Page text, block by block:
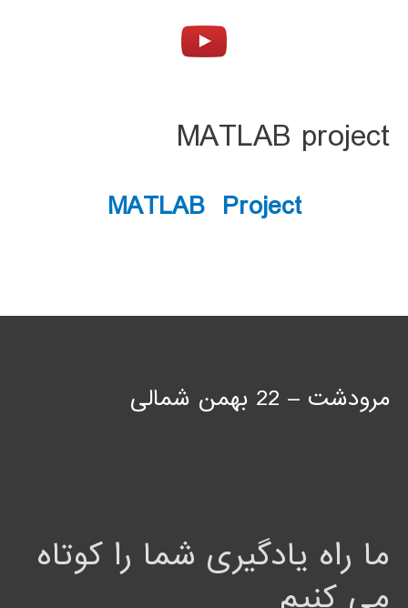
MATLAB project
MATLAB Project
مرودشت – 22 بهمن شمالی
ما راه یادگیری شما را کوتاه